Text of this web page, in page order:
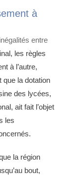
à
entre
les règles
à l’autre,
que la dotation
des lycées,
ait fait l’objet
les
la région
bout,